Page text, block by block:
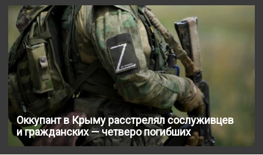
Оккупант в Крыму расстрелял сослуживцев
и гражданских — четверо погибших